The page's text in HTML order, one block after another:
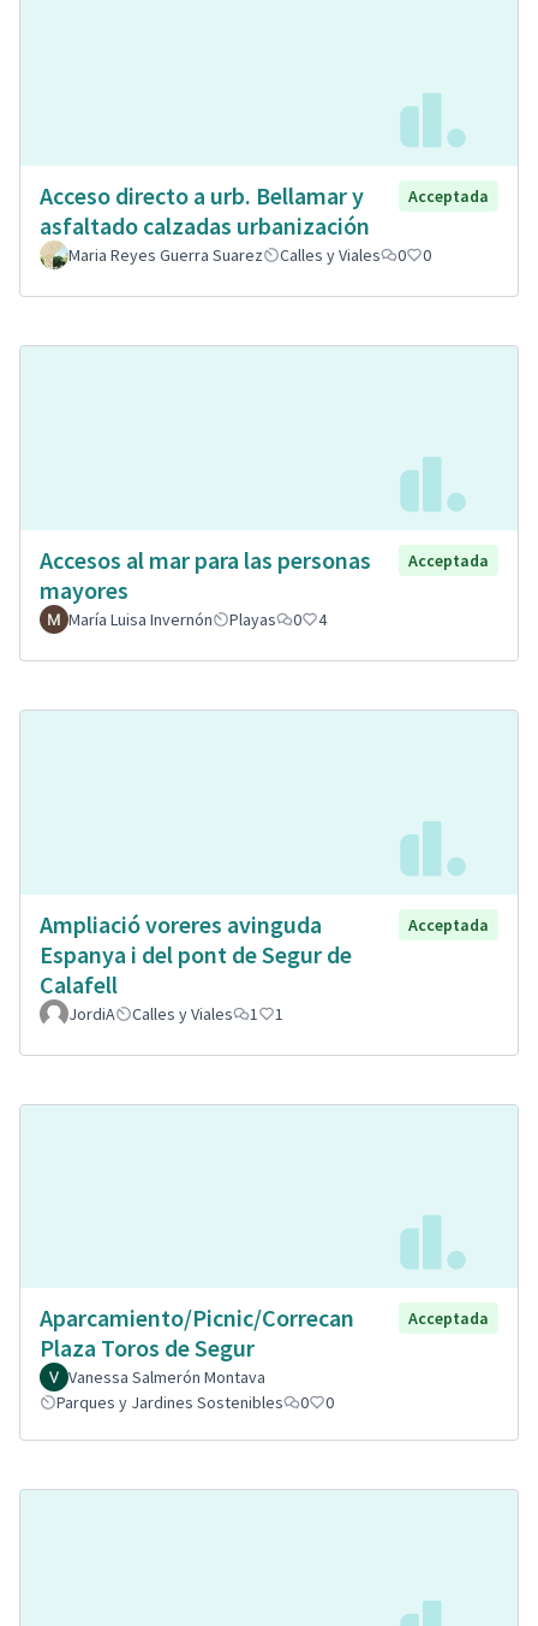
Acceso directo a urb. Bellamar y
asfaltado calzadas urbanización
Acceptada
Maria Reyes Guerra Suarez Calles y Viales 0 0
Accesos al mar para las personas
mayores
Acceptada
María Luisa Invernón Playas 0 4
Ampliació voreres avinguda
Espanya i del pont de Segur de
Calafell
Acceptada
JordiA Calles y Viales 1 1
Aparcamiento/Picnic/Correcan
Plaza Toros de Segur
Acceptada
Vanessa Salmerón Montava
Parques y Jardines Sostenibles
0 0